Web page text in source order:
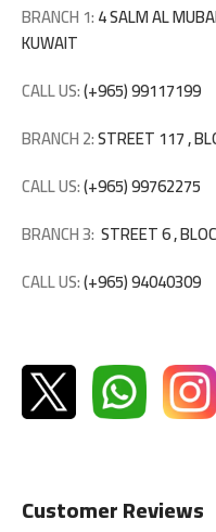
BRANCH 1:4 SALM AL
KUWAIT
CALL US:(+965) 99117199
BRANCH 2:STREET 117 ,
CALL US:(+965) 99762275
BRANCH 3: STREET 6 ,
CALL US:(+965) 94040309
Customer Reviews